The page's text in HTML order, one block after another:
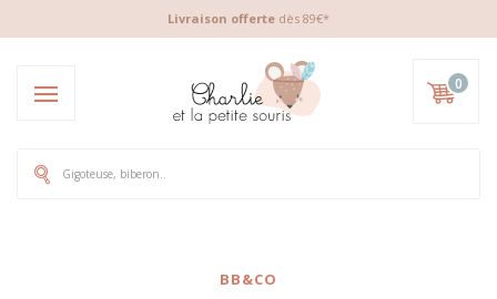
Livraison offerte dès 89€*
0
BB&CO